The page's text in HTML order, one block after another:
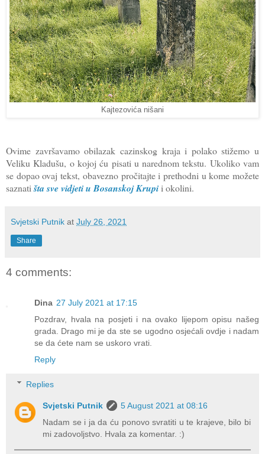
Kajtezovića nišani
Ovime završavamo obilazak cazinskog kraja i polako stižemo u
Veliku Kladušu, o kojoj ću pisati u narednom tekstu. Ukoliko vam
se dopao ovaj tekst, obavezno pročitajte i prethodni u kome možete
saznati šta sve vidjeti u Bosanskoj Krupii okolini.
Svjetski Putnik at July 26, 2021
Share
4 comments:
Dina 27 July 2021 at 17:15
Pozdrav, hvala na posjeti i na ovako lijepom opisu našeg
grada. Drago mi je da ste se ugodno osjećali ovdje i nadam
se da ćete nam se uskoro vrati.
Reply
Replies
Svjetski Putnik
5 August 2021 at 08:16
Nadam se i ja da ću ponovo svratiti u te krajeve, bilo bi
mi zadovoljstvo. Hvala za komentar. :)